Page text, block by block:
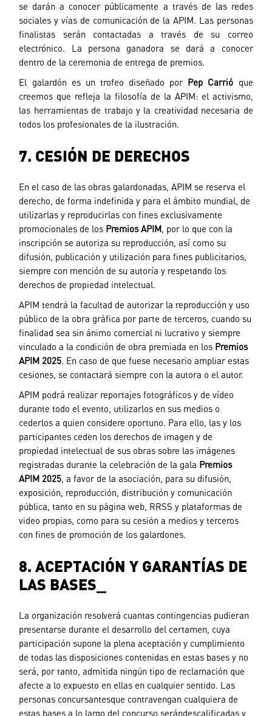
se darán a conocer públicamente a través de las redes
sociales y vías de comunicación de la APIM. Las personas
finalistas serán contactadas a través de su correo
electrónico. La persona ganadora se dará a conocer
dentro de la ceremonia de entrega de premios.
El galardón es un trofeo diseñado por Pep Carrió que
creemos que refleja la filosofía de la APIM: el activismo,
las herramientas de trabajo y la creatividad necesaria de
todos los profesionales de la ilustración.
7. CESIÓN DE DERECHOS
En el caso de las obras galardonadas, APIM se reserva el
derecho, de forma indefinida y para el ámbito mundial, de
utilizarlas y reproducirlas con fines exclusivamente
promocionales de los Premios APIM, por lo que con la
inscripción se autoriza su reproducción, así como su
difusión, publicación y utilización para fines publicitarios,
siempre con mención de su autoría y respetando los
derechos de propiedad intelectual.
APIM tendrá la facultad de autorizar la reproducción y uso
público de la obra gráfica por parte de terceros, cuando su
finalidad sea sin ánimo comercial ni lucrativo y siempre
vinculado a la condición de obra premiada en los Premios
APIM 2025. En caso de que fuese necesario ampliar estas
cesiones, se contactará siempre con la autora o el autor.
APIM podrá realizar reportajes fotográficos y de vídeo
durante todo el evento, utilizarlos en sus medios o
cederlos a quien considere oportuno. Para ello, las y los
participantes ceden los derechos de imagen y de
propiedad intelectual de sus obras sobre las imágenes
registradas durante la celebración de la gala Premios
APIM 2025, a favor de la asociación, para su difusión,
exposición, reproducción, distribución y comunicación
pública, tanto en su página web, RRSS y plataformas de
video propias, como para su cesión a medios y terceros
con fines de promoción de los galardones.
8. ACEPTACIÓN Y GARANTÍAS DE
LAS BASES_
La organización resolverá cuantas contingencias pudieran
presentarse durante el desarrollo del certamen, cuya
participación supone la plena aceptación y cumplimiento
de todas las disposiciones contenidas en estas bases y no
será, por tanto, admitida ningún tipo de reclamación que
afecte a lo expuesto en ellas en cualquier sentido. Las
personas concursantesque contravengan cualquiera de
estas bases a lo largo del concurso serándescalificadas y